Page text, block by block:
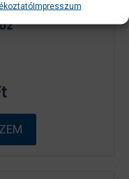
Impresszum
C6500AE